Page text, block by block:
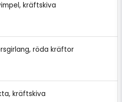
kräftskiva
röda kräftor
kräftskiva